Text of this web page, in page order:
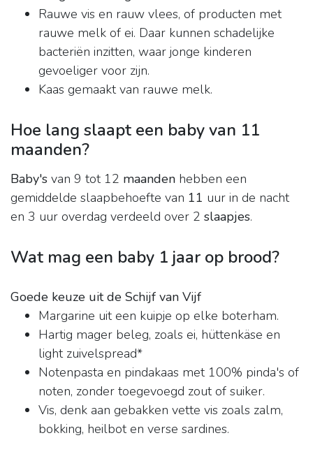
Rauwe vis en rauw vlees, of producten met
rauwe melk of ei. Daar kunnen schadelijke
bacteriën inzitten, waar jonge kinderen
gevoeliger voor zijn.
Kaas gemaakt van rauwe melk.
Hoe lang slaapt een baby van 11
maanden?
Baby's van 9 tot 12 maanden hebben een
gemiddelde slaapbehoefte van 11 uur in de nacht
en 3 uur overdag verdeeld over 2 slaapjes.
Wat mag een baby 1 jaar op brood?
Goede keuze uit de Schijf van Vijf
Margarine uit een kuipje op elke boterham.
Hartig mager beleg, zoals ei, hüttenkäse en
light zuivelspread*
Notenpasta en pindakaas met 100% pinda's of
noten, zonder toegevoegd zout of suiker.
Vis, denk aan gebakken vette vis zoals zalm,
bokking, heilbot en verse sardines.